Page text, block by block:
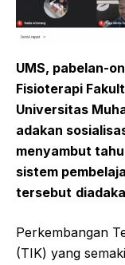
UMS, pabelan-
Fisioterapi
Universitas
adakan
menyambut
sistem
tersebut
Perkembangan
(TIK) yang